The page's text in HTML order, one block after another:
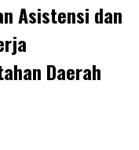
Asistensi dan
Daerah